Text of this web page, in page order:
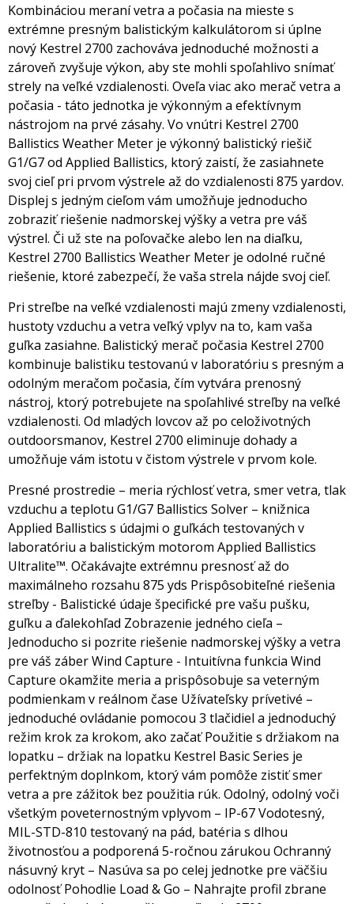
Kombináciou meraní vetra a počasia na mieste s
extrémne presným balistickým kalkulátorom si úplne
nový Kestrel 2700 zachováva jednoduché možnosti a
zároveň zvyšuje výkon, aby ste mohli spoľahlivo snímať
strely na veľké vzdialenosti. Oveľa viac ako merač vetra a
počasia - táto jednotka je výkonným a efektívnym
nástrojom na prvé zásahy. Vo vnútri Kestrel 2700
Ballistics Weather Meter je výkonný balistický riešič
G1/G7 od Applied Ballistics, ktorý zaistí, že zasiahnete
svoj cieľ pri prvom výstrele až do vzdialenosti 875 yardov.
Displej s jedným cieľom vám umožňuje jednoducho
zobraziť riešenie nadmorskej výšky a vetra pre váš
výstrel. Či už ste na poľovačke alebo len na diaľku,
Kestrel 2700 Ballistics Weather Meter je odolné ručné
riešenie, ktoré zabezpečí, že vaša strela nájde svoj cieľ.
Pri streľbe na veľké vzdialenosti majú zmeny vzdialenosti,
hustoty vzduchu a vetra veľký vplyv na to, kam vaša
guľka zasiahne. Balistický merač počasia Kestrel 2700
kombinuje balistiku testovanú v laboratóriu s presným a
odolným meračom počasia, čím vytvára prenosný
nástroj, ktorý potrebujete na spoľahlivé streľby na veľké
vzdialenosti. Od mladých lovcov až po celoživotných
outdoorsmanov, Kestrel 2700 eliminuje dohady a
umožňuje vám istotu v čistom výstrele v prvom kole.
Presné prostredie – meria rýchlosť vetra, smer vetra, tlak
vzduchu a teplotu G1/G7 Ballistics Solver – knižnica
Applied Ballistics s údajmi o guľkách testovaných v
laboratóriu a balistickým motorom Applied Ballistics
Ultralite™. Očakávajte extrémnu presnosť až do
maximálneho rozsahu 875 yds Prispôsobiteľné riešenia
streľby - Balistické údaje špecifické pre vašu pušku,
guľku a ďalekohľad Zobrazenie jedného cieľa –
Jednoducho si pozrite riešenie nadmorskej výšky a vetra
pre váš záber Wind Capture - Intuitívna funkcia Wind
Capture okamžite meria a prispôsobuje sa veterným
podmienkam v reálnom čase Užívateľsky prívetivé –
jednoduché ovládanie pomocou 3 tlačidiel a jednoduchý
režim krok za krokom, ako začať Použitie s držiakom na
lopatku – držiak na lopatku Kestrel Basic Series je
perfektným doplnkom, ktorý vám pomôže zistiť smer
vetra a pre zážitok bez použitia rúk. Odolný, odolný voči
všetkým poveternostným vplyvom – IP-67 Vodotesný,
MIL-STD-810 testovaný na pád, batéria s dlhou
životnosťou a podporená 5-ročnou zárukou Ochranný
násuvný kryt – Nasúva sa po celej jednotke pre väčšiu
odolnosť Pohodlie Load & Go – Nahrajte profil zbrane